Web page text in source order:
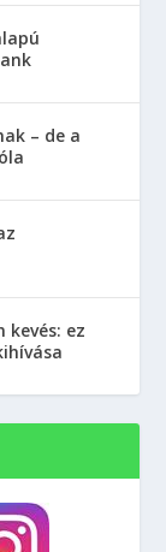
– de a
ez